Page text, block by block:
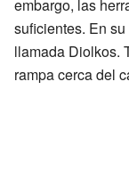
embargo, las
suficientes. En
llamada Diolkos.
rampa cerca del